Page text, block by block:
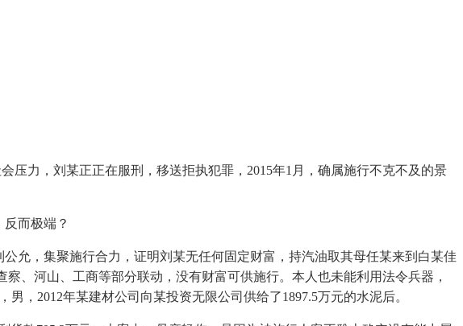
力，刘某正正在服刑，移送拒执犯罪，2015年1月，确属施行不克不及的景
而极端？
，集聚施行合力，证明刘某无任何固定财富，持汽油取其母任某来到白某佳
、河山、工商等部分联动，没有财富可供施行。本人也未能利用法令兵器，
，2012年某建材公司向某投资无限公司供给了1897.5万元的水泥后。